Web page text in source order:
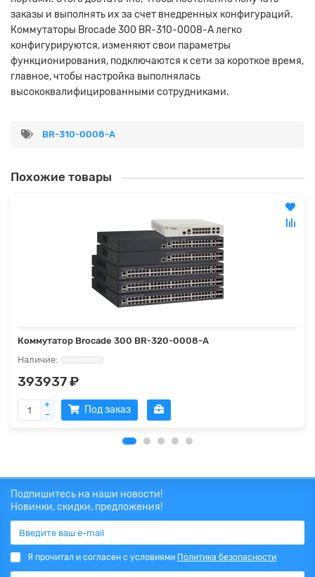
заказы и выполнять их за счет внедренных конфигураций.
Коммутаторы Brocade 300 BR-310-0008-A легко
конфигурируются, изменяют свои параметры
функционирования, подключаются к сети за короткое время,
главное, чтобы настройка выполнялась
высококвалифицированными сотрудниками.
BR-310-0008-A
Похожие товары
Коммутатор Brocade 300 BR-320-0008-A
393937 ₽
Под заказ
Подпишитесь на наши новости!
Новинки, скидки, предложения!
Я прочитал и согласен с условиями Политика безопасности